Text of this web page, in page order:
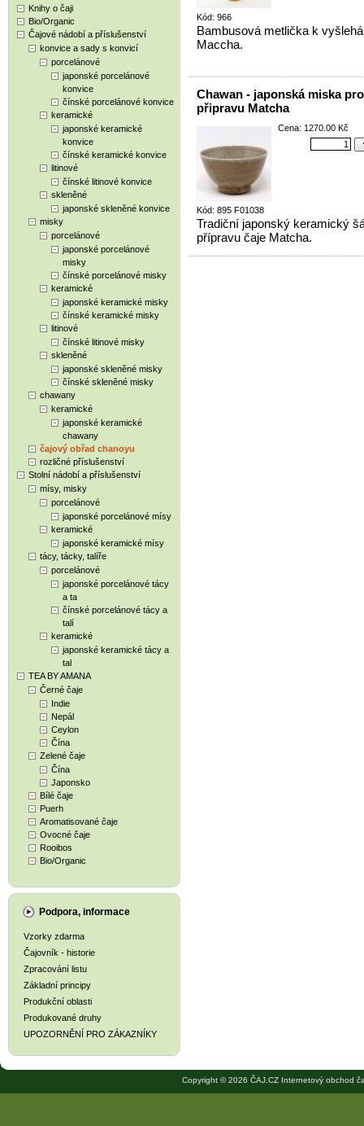
Knihy o čaji
Bio/Organic
Čajové nádobí a příslušenství
konvice a sady s konvicí
porcelánové
japonské porcelánové
konvice
čínské porcelánové konvice
keramické
japonské keramické
konvice
čínské keramické konvice
litinové
čínské litinové konvice
skleněné
japonské skleněné konvice
misky
porcelánové
japonské porcelánové
misky
čínské porcelánové misky
keramické
japonské keramické misky
čínské keramické misky
litinové
čínské litinové misky
skleněné
japonské skleněné misky
čínské skleněné misky
chawany
keramické
japonské keramické
chawany
čajový obřad chanoyu
rozličné příslušenství
Stolní nádobí a příslušenství
mísy, misky
porcelánové
japonské porcelánové mísy
keramické
japonské keramické mísy
tácy, tácky, talíře
porcelánové
japonské porcelánové tácy
a ta
čínské porcelánové tácy a
talí
keramické
japonské keramické tácy a
tal
TEA BY AMANA
Černé čaje
Indie
Nepál
Ceylon
Čína
Zelené čaje
Čína
Japonsko
Bílé čaje
Puerh
Aromatisované čaje
Ovocné čaje
Rooibos
Bio/Organic
Podpora, informace
Vzorky zdarma
Čajovník - historie
Zpracování listu
Základní principy
Produkční oblasti
Produkované druhy
UPOZORNĚNÍ PRO ZÁKAZNÍKY
Kód: 966
Bambusová metlička k
Maccha.
Chawan - japonská miska pro
připravu Matcha
Kód: 895 F01038
Cena: 1270.00 Kč
Tradiční japonský keramický
přípravu čaje Matcha.
Copyright © 2026 ČAJ.CZ Internetový obchod